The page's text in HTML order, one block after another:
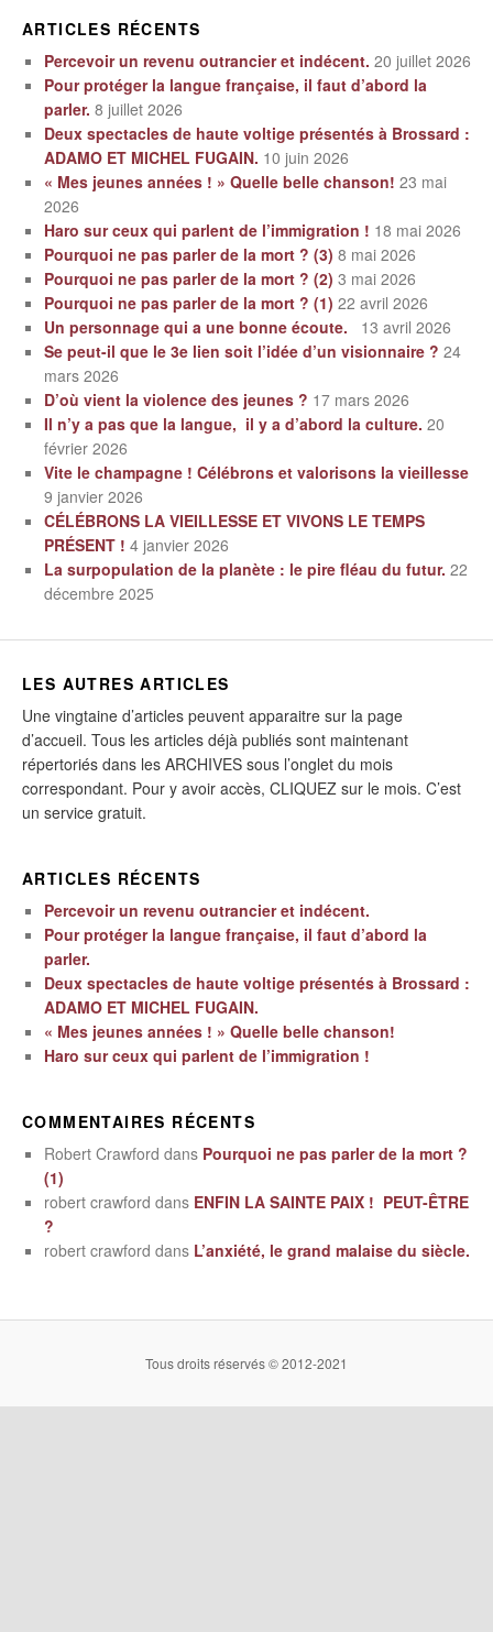
ARTICLES RÉCENTS
Percevoir un revenu outrancier et indécent. 20 juillet 2026
Pour protéger la langue française, il faut d’abord la
parler. 8 juillet 2026
Deux spectacles de haute voltige présentés à Brossard :
ADAMO ET MICHEL FUGAIN. 10 juin 2026
« Mes jeunes années ! » Quelle belle chanson! 23 mai
2026
Haro sur ceux qui parlent de l’immigration ! 18 mai 2026
Pourquoi ne pas parler de la mort ? (3) 8 mai 2026
Pourquoi ne pas parler de la mort ? (2) 3 mai 2026
Pourquoi ne pas parler de la mort ? (1) 22 avril 2026
Un personnage qui a une bonne écoute.
13 avril 2026
Se peut-il que le 3e lien soit l’idée d’un visionnaire ? 24
mars 2026
D’où vient la violence des jeunes ? 17 mars 2026
Il n’y a pas que la langue, il y a d’abord la culture. 20
février 2026
Vite le champagne ! Célébrons et valorisons la vieillesse
9 janvier 2026
CÉLÉBRONS LA VIEILLESSE ET VIVONS LE TEMPS
PRÉSENT ! 4 janvier 2026
La surpopulation de la planète : le pire fléau du futur. 22
décembre 2025
LES AUTRES ARTICLES
Une vingtaine d’articles peuvent apparaitre sur la page
d’accueil. Tous les articles déjà publiés sont maintenant
répertoriés dans les ARCHIVES sous l’onglet du mois
correspondant. Pour y avoir accès, CLIQUEZ sur le mois. C’est
un service gratuit.
ARTICLES RÉCENTS
Percevoir un revenu outrancier et indécent.
Pour protéger la langue française, il faut d’abord la
parler.
Deux spectacles de haute voltige présentés à Brossard :
ADAMO ET MICHEL FUGAIN.
« Mes jeunes années ! » Quelle belle chanson!
Haro sur ceux qui parlent de l’immigration !
COMMENTAIRES RÉCENTS
Robert Crawford dans Pourquoi ne pas parler de la mort ?
(1)
robert crawford dans ENFIN LA SAINTE PAIX ! PEUT-ÊTRE
?
robert crawford dans L’anxiété, le grand malaise du siècle.
Tous droits réservés © 2012-2021